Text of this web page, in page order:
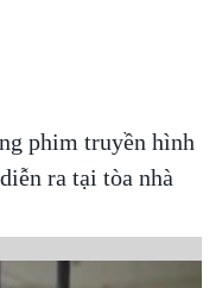
phim truyền hình
ra tại tòa nhà